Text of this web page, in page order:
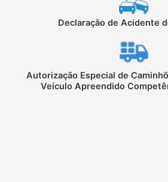
Declaração de Acidente
Autorização Especial de
Veículo Apreendido